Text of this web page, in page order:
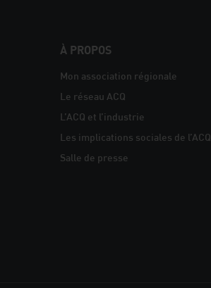
À PROPOS
Mon association régionale
Le réseau ACQ
L’ACQ et l’industrie
Les implications sociales de l’ACQ
Salle de presse